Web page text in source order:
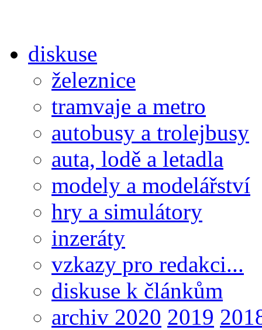
diskuse
železnice
tramvaje a metro
autobusy a trolejbusy
auta, lodě a letadla
modely a modelářství
hry a simulátory
inzeráty
vzkazy pro redakci...
diskuse k článkům
archiv 2020 2019